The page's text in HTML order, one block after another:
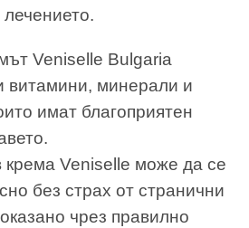
Veniselle Bulgaria
витамини, минерали и
имат благоприятен
крема Veniselle може да се
без страх от странични
чрез правилно